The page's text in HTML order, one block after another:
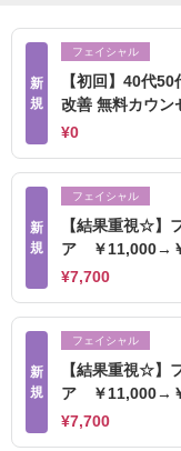
新
規
フェイシャル
【初回】40代
改善 無料カウン
¥0
新
規
フェイシャル
【結果重視☆】
ア ￥11,000→
¥7,700
新
規
フェイシャル
【結果重視☆】
ア ￥11,000→
¥7,700